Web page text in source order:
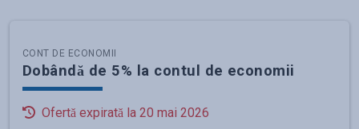
CONT DE ECONOMII
Dobândă de 5% la contul de economii
Ofertă expirată la 20 mai 2026